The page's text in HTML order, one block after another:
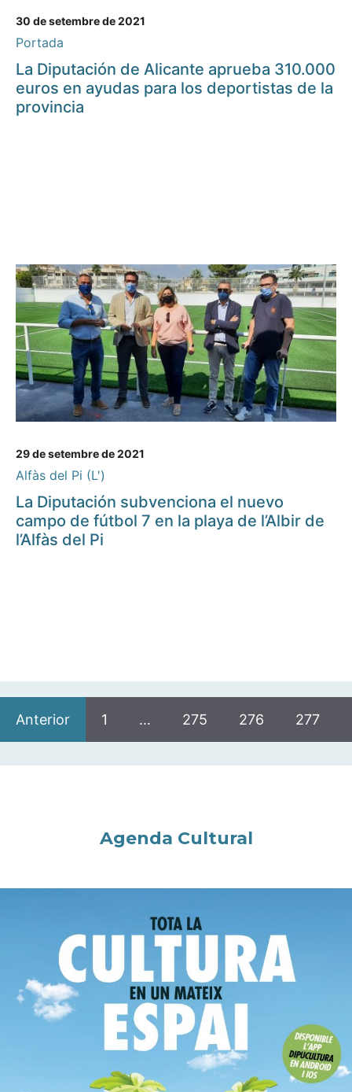
30 de setembre de 2021
Portada
La Diputación de Alicante aprueba 310.000
euros en ayudas para los deportistas de la
provincia
29 de setembre de 2021
Alfàs del Pi (L')
La Diputación subvenciona el nuevo
campo de fútbol 7 en la playa de l’Albir de
l’Alfàs del Pi
Anterior 1 … 275 276 277
Agenda Cultural